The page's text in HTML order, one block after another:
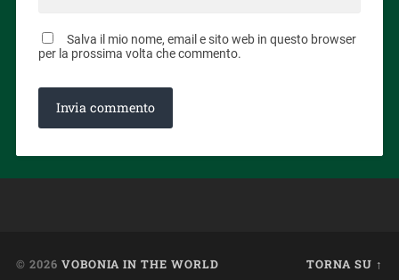
Salva il mio nome, email e sito web in questo browser
per la prossima volta che commento.
© 2026 VOBONIA IN THE WORLD TORNA SU ↑